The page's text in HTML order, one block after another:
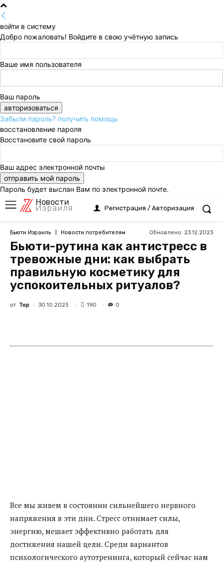
войти в систему
Добро пожаловать! Войдите в свою учётную запись
Ваше имя пользователя
Ваш пароль
Забыли пароль? получить помощь
восстановление пароля
Восстановите свой пароль
Ваш адрес электронной почты
Пароль будет выслан Вам по электронной почте.
Новости
Израиля Регистрация / Авторизация
Бьюти Израиль Новости потребителям Обновлено: 23.12.2023
Бьюти-рутина как антистресс в
тревожные дни: как выбрать
правильную косметику для
успокоительных ритуалов?
от Top 30.10.2023 190 0
Все мы живем в состоянии сильнейшего нервного
напряжения в эти дни. Стресс отнимает силы,
энергию, мешает эффективно работать для
достижения нашей цели. Среди вариантов
психологического аутотренинга, который сейчас нам